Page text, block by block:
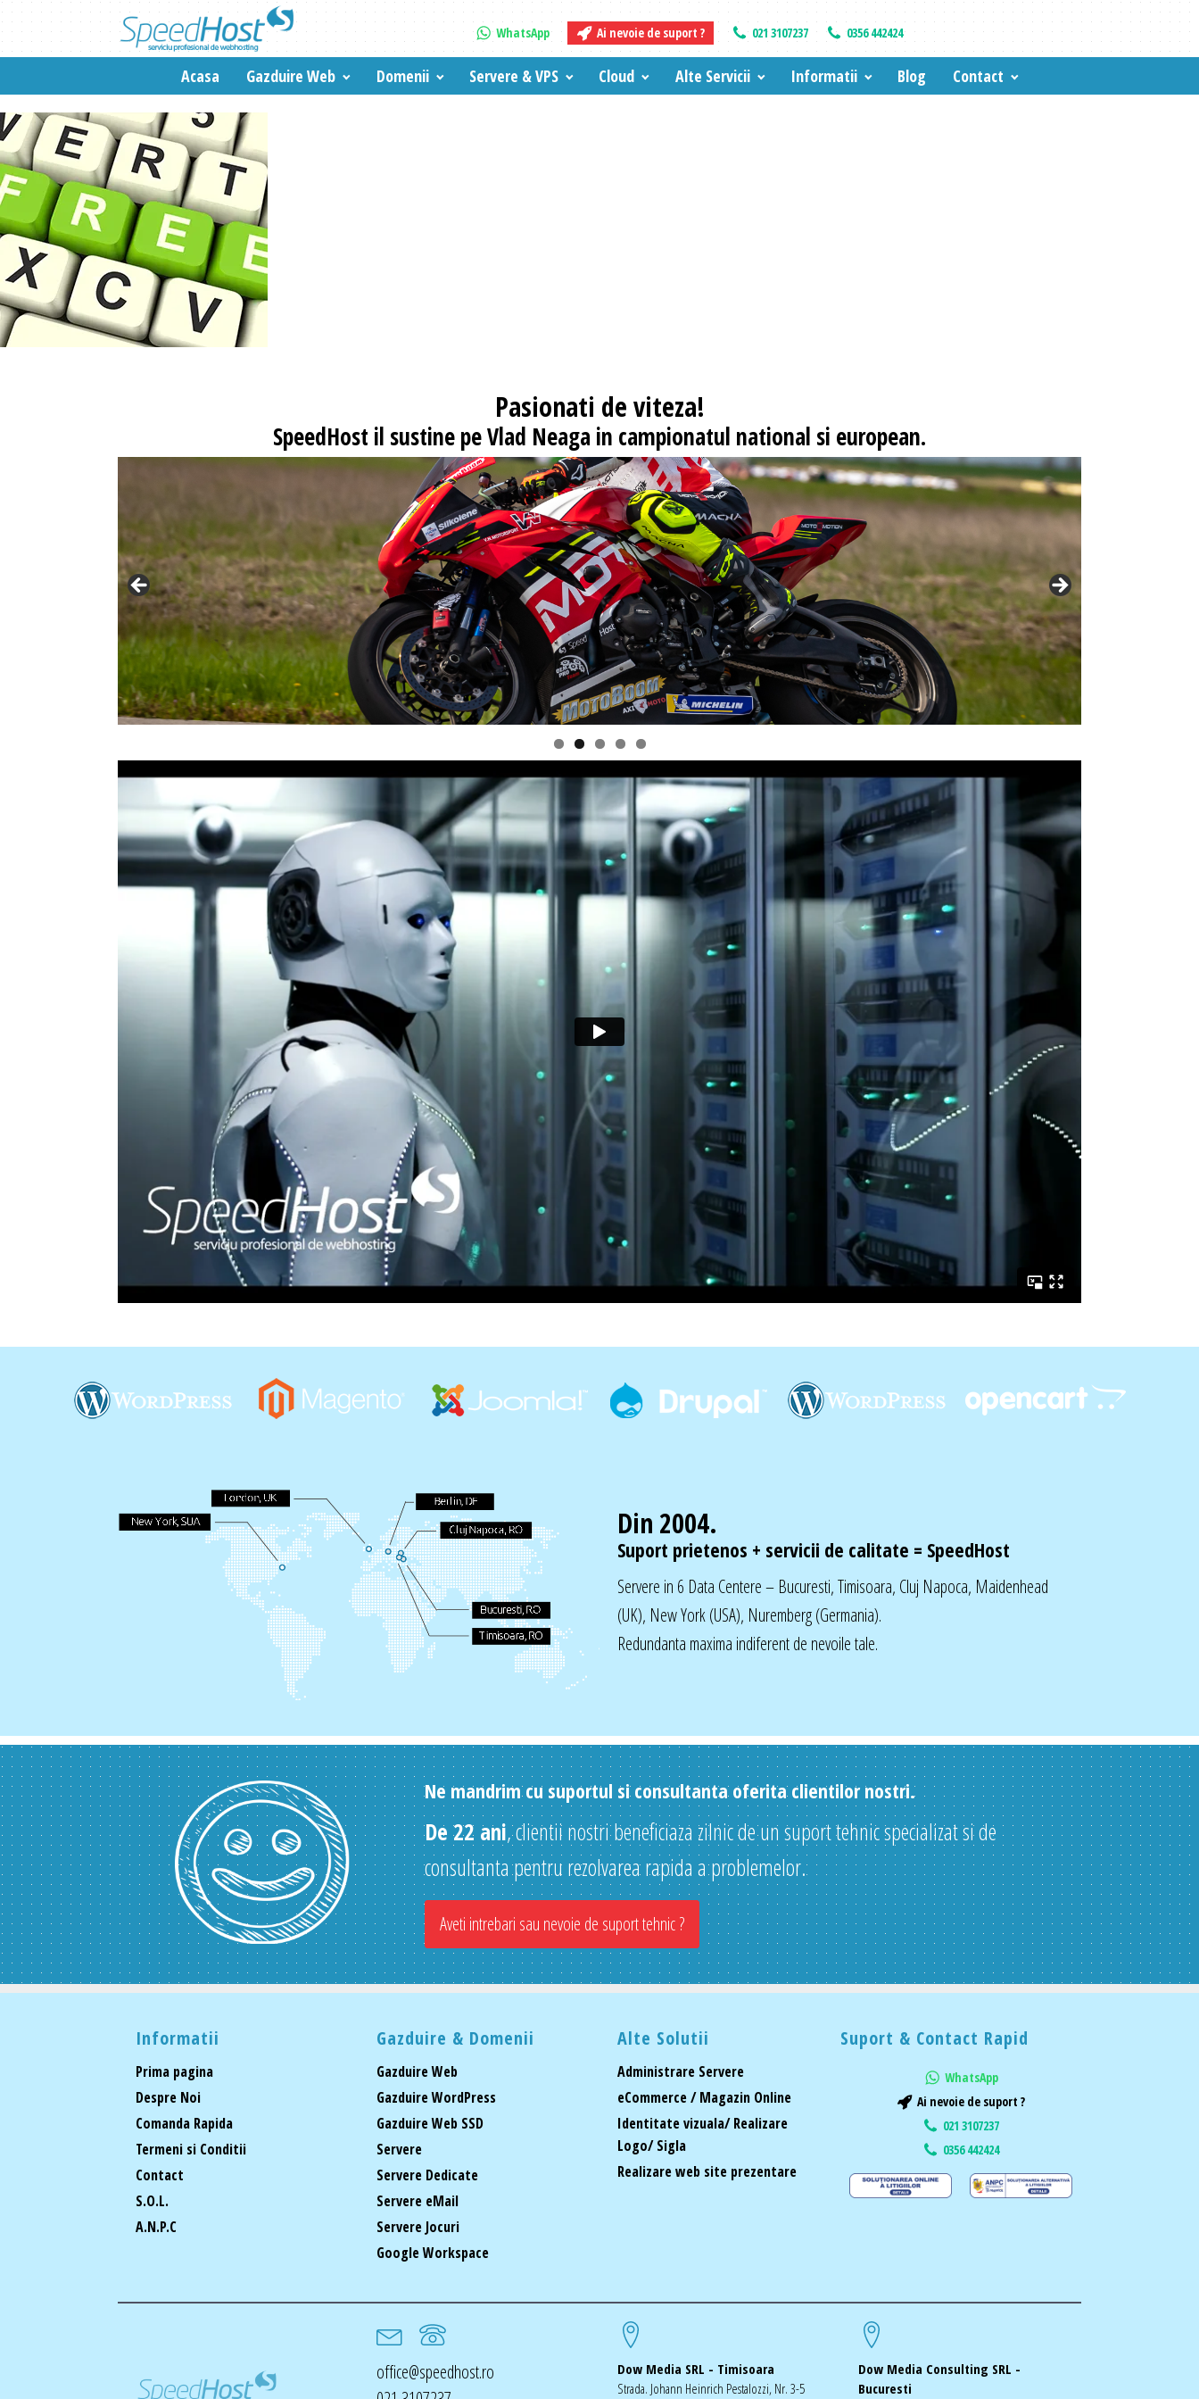
WhatsApp Ai nevoie de suport ? 021 3107237 0356 442424
Acasa Gazduire Web Domenii Servere & VPS Cloud Alte Servicii Informatii Blog Contact
Pasionati de viteza!
SpeedHost il sustine pe Vlad Neaga in campionatul national si european.
Din 2004.
Suport prietenos + servicii de calitate = SpeedHost
Servere in 6 Data Centere – Bucuresti, Timisoara, Cluj Napoca, Maidenhead
(UK), New York (USA), Nuremberg (Germania).
Redundanta maxima indiferent de nevoile tale.
Ne mandrim cu suportul si consultanta oferita clientilor nostri.
De 22 ani, clientii nostri beneficiaza zilnic de un suport tehnic specializat si de
consultanta pentru rezolvarea rapida a problemelor.
Aveti intrebari sau nevoie de suport tehnic ?
Informatii
Prima pagina
Despre Noi
Comanda Rapida
Termeni si Conditii
Contact
S.O.L.
A.N.P.C
Gazduire & Domenii
Gazduire Web
Gazduire WordPress
Gazduire Web SSD
Servere
Servere Dedicate
Servere eMail
Servere Jocuri
Google Workspace
Alte Solutii
Administrare Servere
eCommerce / Magazin Online
Identitate vizuala/ Realizare
Logo/ Sigla
Realizare web site prezentare
Suport & Contact Rapid
WhatsApp
Ai nevoie de suport ?
021 3107237
0356 442424
office@speedhost.ro
Dow Media SRL - Timisoara
Strada. Johann Heinrich Pestalozzi, Nr. 3-5
Dow Media Consulting SRL -
Bucuresti